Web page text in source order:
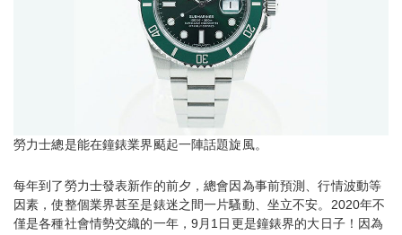
勞力士總是能在鐘錶業界颳起一陣話題旋風。
每年到了勞力士發表新作的前夕，總會因為事前預測、行情波動等
因素，使整個業界甚至是錶迷之間一片騷動、坐立不安。2020年不
僅是各種社會情勢交織的一年，9月1日更是鐘錶界的大日子！因為